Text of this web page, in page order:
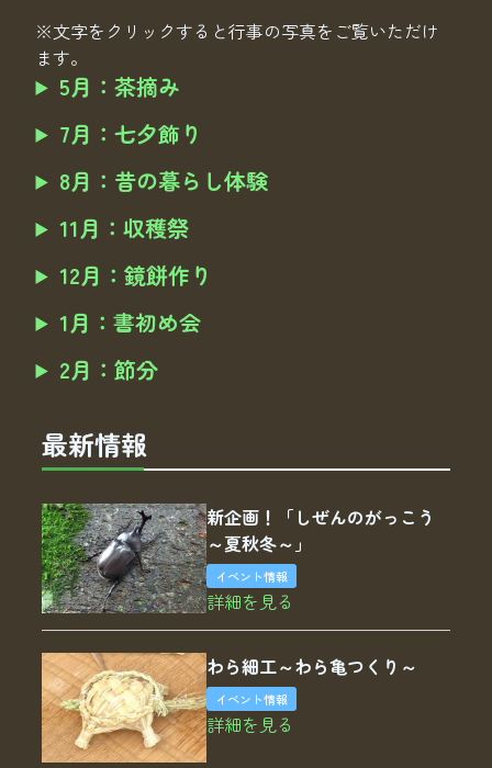
※文字をクリックすると行事の写真をご覧いただけ
ます。
5月：茶摘み
7月：七夕飾り
8月：昔の暮らし体験
11月：収穫祭
12月：鏡餅作り
1月：書初め会
2月：節分
最新情報
新企画！「しぜんのがっこう
～夏秋冬～」
イベント情報
詳細を見る
わら細工～わら亀つくり～
イベント情報
詳細を見る